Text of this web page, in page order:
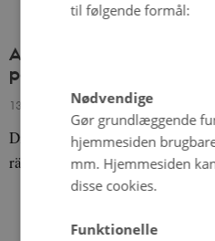
Access to justice och
perspektiv
13. oktober 2023-Bettina Lemann
Digitaliseringen kan utmana
rättsstatsprinciper, med fokus
til følgende formål:
Nødvendige
Gør grundlæggende
hjemmesiden
mm. Hjemmesiden
disse cookies.
Funktionelle